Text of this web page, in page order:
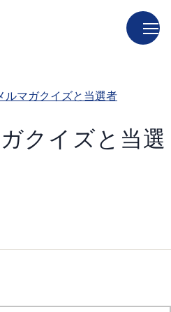
ルマガクイズと当選者
クイズと当選